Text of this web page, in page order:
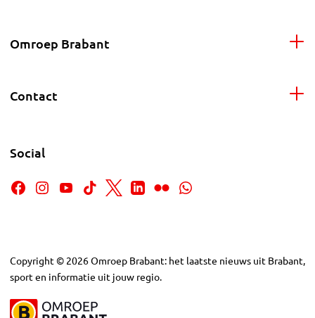
Omroep Brabant
Contact
Social
Copyright © 2026Omroep Brabant: het laatste nieuws uit Brabant,
sport en informatie uit jouw regio.